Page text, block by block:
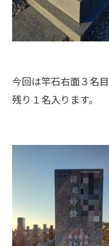
今回は竿石右面３名
残り１名入ります。